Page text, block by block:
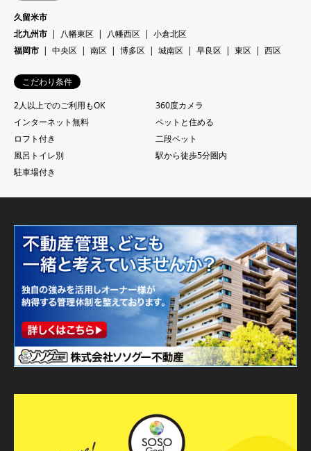
久留米市
北九州市
八幡東区 八幡西区
小倉北区
福岡市
中央区 南区 博多区 城南区 早良区 東区 西区
こだわり条件
2人以上でのご利用もOK
360度カメラ
インターネット無料
ペットと住める
ロフト付き
二段ベット
風呂トイレ別
駅から徒歩5分圏内
駐車場付き